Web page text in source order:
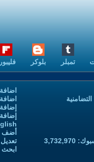
تمبلر بلوكر
أضف